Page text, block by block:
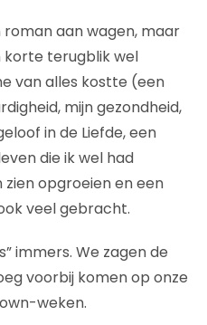
aan wagen, maar
korte terugblik wel
van alles kostte (een
mijn gezondheid,
in de Liefde, een
die ik wel had
opgroeien en een
veel gebracht.
immers. We zagen de
voorbij komen op onze
weken.